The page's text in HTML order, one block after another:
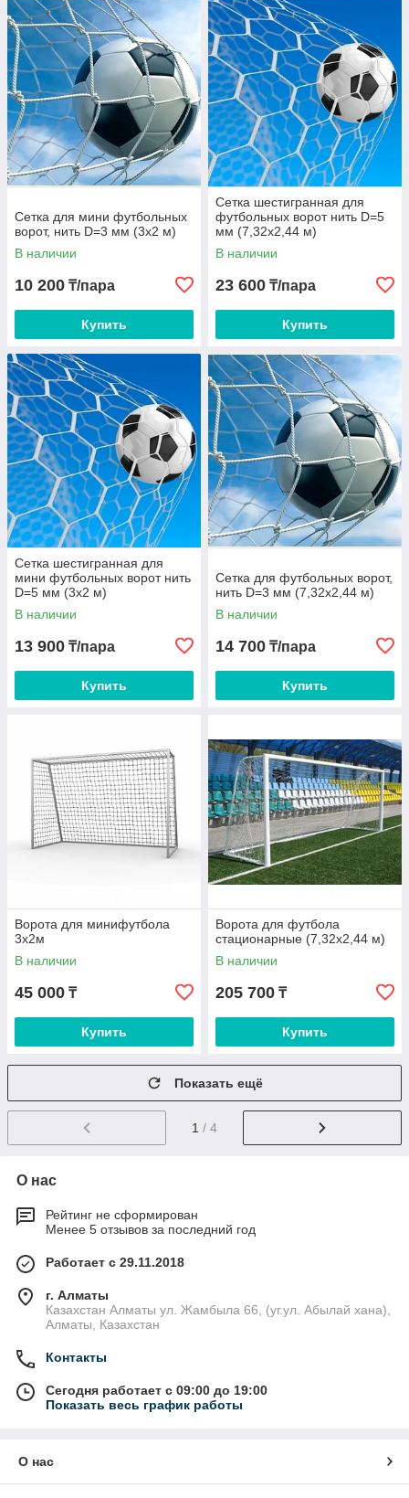
Сетка для мини футбольных
ворот, нить D=3 мм (3х2 м)
В наличии
10 200 ₸/пара
Купить
Сетка шестигранная для
футбольных ворот нить D=5
мм (7,32х2,44 м)
В наличии
23 600 ₸/пара
Купить
Сетка шестигранная для
мини футбольных ворот нить
D=5 мм (3х2 м)
В наличии
13 900 ₸/пара
Купить
Сетка для футбольных ворот,
нить D=3 мм (7,32х2,44 м)
В наличии
14 700 ₸/пара
Купить
Ворота для минифутбола
3х2м
В наличии
45 000 ₸
Купить
Ворота для футбола
стационарные (7,32х2,44 м)
В наличии
205 700 ₸
Купить
Показать ещё
1 / 4
О нас
Рейтинг не сформирован
Менее 5 отзывов за последний год
Работает с 29.11.2018
г. Алматы
Казахстан Алматы ул. Жамбыла 66, (уг.ул. Абылай хана),
Алматы, Казахстан
Контакты
Сегодня работает с 09:00 до 19:00
Показать весь график работы
О нас